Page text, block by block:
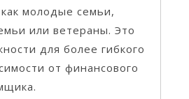
молодые семьи,
или ветераны. Это
для более гибкого
от финансового